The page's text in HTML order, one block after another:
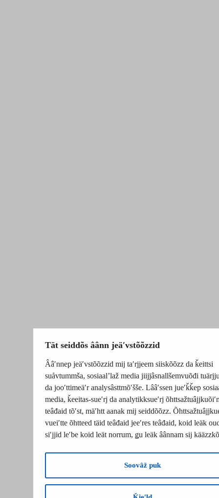
Tät seiddõs âânn jeäʹvstõõzzid
Ââʹnnep jeäʹvstõõzzid mij taʹrjjeem siiskõõzz da ǩeittsi
suåvtummša, sosiaalʼlaž media jiijjâsnallšemvuõđi
da jooʹttimeäʹr analysâsttmõʹšše. Lââʹssen jueʹǩǩep
media, ǩeeitas-sueʹrj da analytikksueʹrj
teâđaid tõʹst, mäʹhtt aanak mij seiddõõzz.
vueiʹtte õhtteed täid teâđaid jeeʹres teâđaid, koid leäk
siʹjjid leʹbe koid leät norrum, ǥu leäk âânnam sij
Soovâž puk